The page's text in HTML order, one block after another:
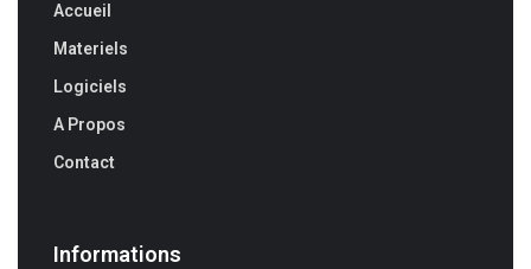
Accueil
Materiels
Logiciels
A Propos
Contact
Informations